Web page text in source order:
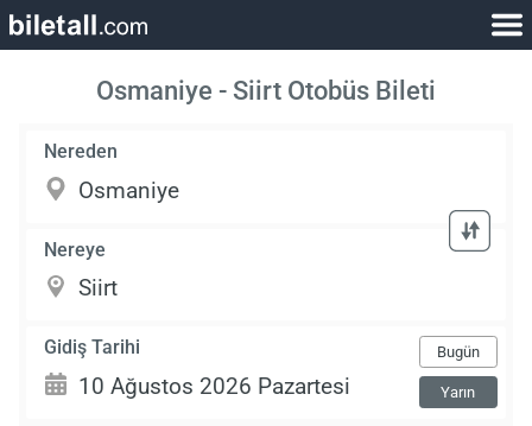
Osmaniye - Siirt Otobüs Bileti
Nereden
Nereye
Gidiş Tarihi Bugün
Yarın